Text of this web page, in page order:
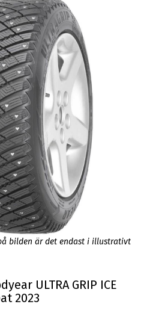
bilden är det endast i illustrativt
ULTRA GRIP ICE
2023